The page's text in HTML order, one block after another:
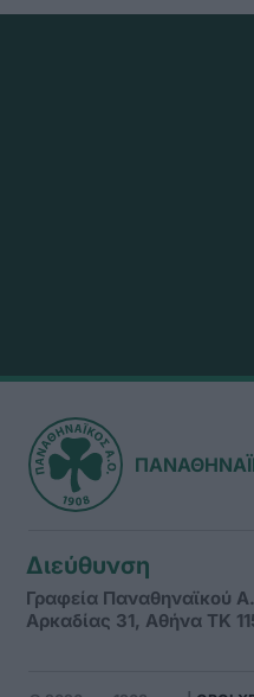
Διεύθυνση
Γραφεία Παναθηναϊκού
Αρκαδίας 31, Αθήνα ΤΚ